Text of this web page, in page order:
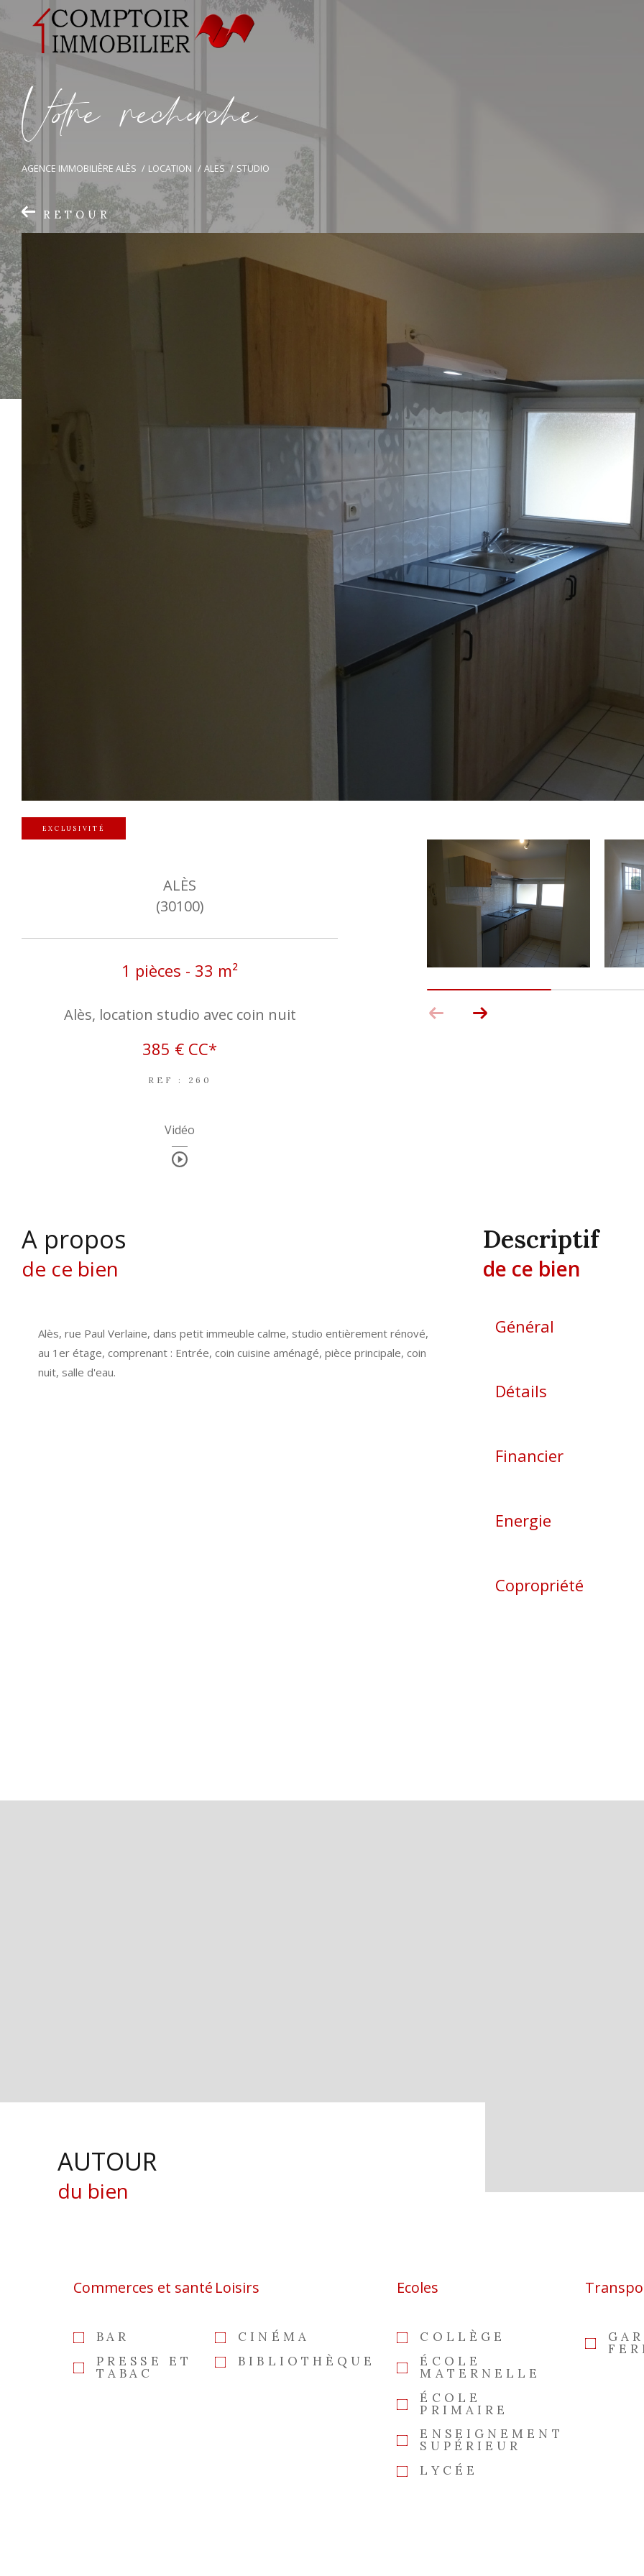
Vore recece
AGENCE IMMOBILIÈRE ALÈS LOCATION ALES STUDIO
RETOUR
EXCLUSIVITÉ
ALÈS
(30100)
1 pièces - 33 m²
Alès, location studio avec coin nuit
385 € CC*
REF : 260
Vidéo
a propos
de ce bien
Alès, rue Paul Verlaine, dans petit immeuble calme, studio entièrement rénové,
au 1er étage, comprenant : Entrée, coin cuisine aménagé, pièce principale, coin
nuit, salle d'eau.
descriptif
de ce bien
Général
Détails
Financier
Energie
Copropriété
AUTOUR
du bien
Commerces et santé
BAR
PRESSE ET
TABAC
Loisirs
CINÉMA
BIBLIOTHÈQUE
Ecoles
COLLÈGE
ÉCOLE
MATERNELLE
ÉCOLE
PRIMAIRE
ENSEIGNEMENT
SUPÉRIEUR
LYCÉE